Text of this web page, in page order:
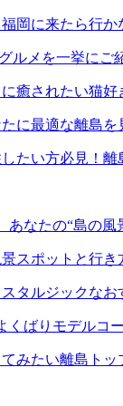
岡に来たら行か
ルメを一挙にご
癒されたい猫好
に最適な離島を
たい方必見！
あなたの“島の風
スポットと行き
タルジックなお
くばりモデルコ
みたい離島トッ